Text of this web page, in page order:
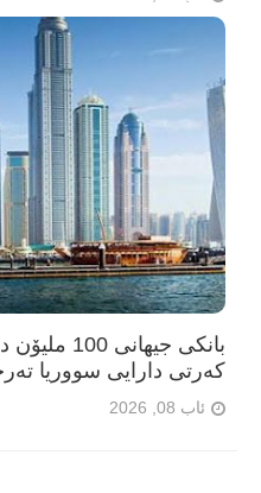
بانکی
کەرتی دارایی سووریا
ئاب 08, 2026